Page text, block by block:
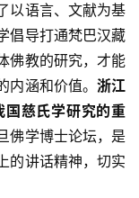
以语言、文献为基
倡导打通梵巴汉藏
佛教的研究，才能
涵和价值。 浙江
慈氏学研究的重
佛学博士论坛，是
的讲话精神，切实